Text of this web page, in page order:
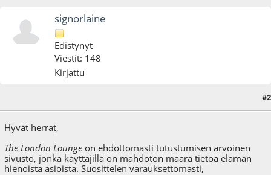
signorlaine
Edistynyt
Viestit: 148
Kirjattu
: 13.02.10 - klo:10:38 käyttäjältä signorlaine#2
Hyvät herrat,
The London Lounge on ehdottomasti tutustumisen arvoinen
sivusto, jonka käyttäjillä on mahdoton määrä tietoa elämän
hienoista asioista. Suosittelen varauksettomasti,